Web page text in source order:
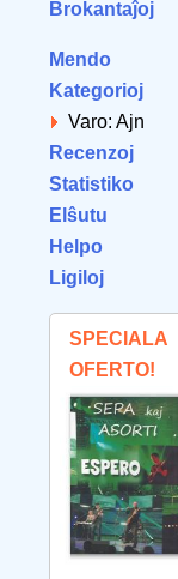
Brokantaĵoj
Mendo
Kategorioj
Varo: Ajn
Recenzoj
Statistiko
Elŝutu
Helpo
Ligiloj
SPECIALA
OFERTO!